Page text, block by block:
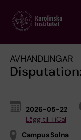
main
AVHANDLINGAR
2026-05-22
Lägg till i iCal
Campus Solna